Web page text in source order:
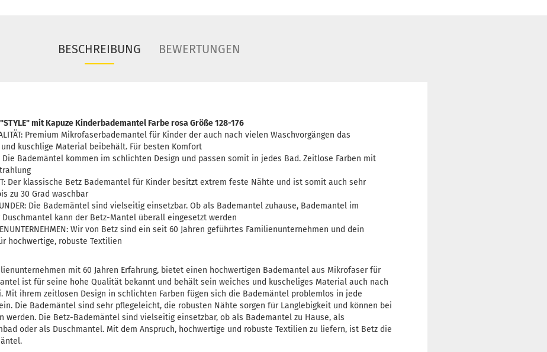
BESCHREIBUNG BEWERTUNGEN
mit Kapuze Kinderbademantel Farbe rosa Größe 128-176
Premium Mikrofaserbademantel für Kinder der auch nach vielen Waschvorgängen das
kuschlige Material beibehält. Für besten Komfort
Die Bademäntel kommen im schlichten Design und passen somit in jedes Bad. Zeitlose Farben mit
Der klassische Betz Bademantel für Kinder besitzt extrem feste Nähte und ist somit auch sehr
zu 30 Grad waschbar
Die Bademäntel sind vielseitig einsetzbar. Ob als Bademantel zuhause, Bademantel im
kann der Betz-Mantel überall eingesetzt werden
Wir von Betz sind ein seit 60 Jahren geführtes Familienunternehmen und dein
hochwertige, robuste Textilien
mit 60 Jahren Erfahrung, bietet einen hochwertigen Bademantel aus Mikrofaser für
ist für seine hohe Qualität bekannt und behält sein weiches und kuscheliges Material auch nach
Mit ihrem zeitlosen Design in schlichten Farben fügen sich die Bademäntel problemlos in jede
Die Bademäntel sind sehr pflegeleicht, die robusten Nähte sorgen für Langlebigkeit und können bei
werden. Die Betz-Bademäntel sind vielseitig einsetzbar, ob als Bademantel zu Hause, als
oder als Duschmantel. Mit dem Anspruch, hochwertige und robuste Textilien zu liefern, ist Betz die